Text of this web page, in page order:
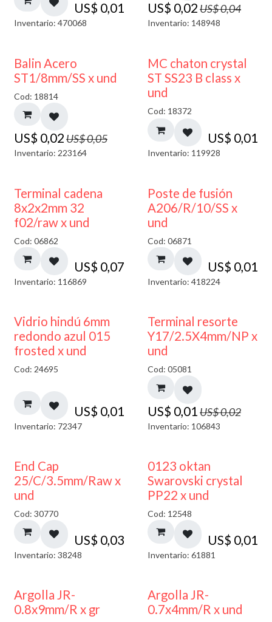
US$ 0,01
Inventario: 470068
US$ 0,02US$0,04
Inventario: 148948
50% DESCUENTO
Balin Acero
ST1/8mm/SS x und
Cod: 18814
US$ 0,02US$0,05
Inventario: 223164
MC chaton crystal
ST SS23 B class x
und
Cod: 18372
US$ 0,01
Inventario: 119928
Terminal cadena
8x2x2mm 32
f02/raw x und
Cod: 06862
US$ 0,07
Inventario: 116869
Poste de fusión
A206/R/10/SS x
und
Cod: 06871
US$ 0,01
Inventario: 418224
40% DESCUENTO
Vidrio hindú 6mm
redondo azul 015
frosted x und
Cod: 24695
US$ 0,01
Inventario: 72347
50% DESCUENTO
Terminal resorte
Y17/2.5X4mm/NP x
und
Cod: 05081
US$ 0,01 US$0,02
Inventario: 106843
End Cap
25/C/3.5mm/Raw x
und
Cod: 30770
US$ 0,03
Inventario: 38248
0123 oktan
Swarovski crystal
PP22 x und
Cod: 12548
US$ 0,01
Inventario: 61881
Argolla JR-
0.8x9mm/R x gr
Argolla JR-
0.7x4mm/R x und